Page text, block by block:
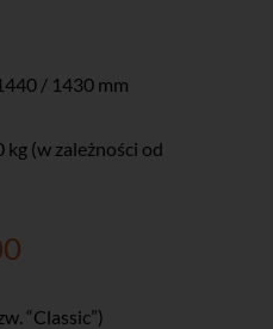
/ 1430 mm
(w zależności od
“Classic”)